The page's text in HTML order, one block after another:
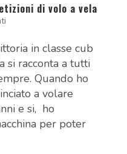
di volo a vela
in classe cub
si racconta a tutti
Quando ho
a volare
e si, ho
per poter